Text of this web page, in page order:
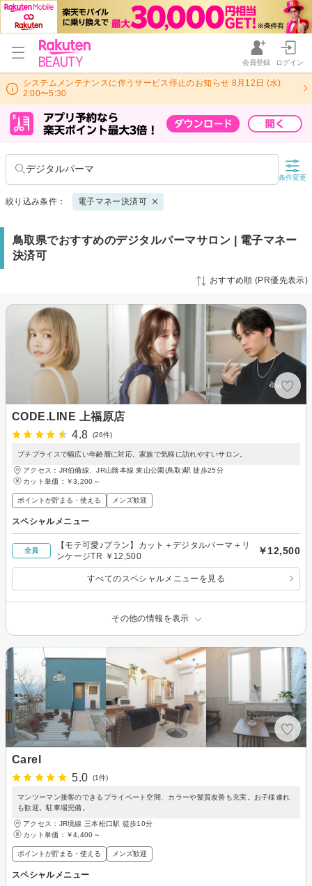
会員登録 ログイン
システムメンテナンスに伴うサービス停止のお知らせ 8月12日 (水)
2:00〜5:30
デジタルパーマ
条件変更
絞り込み条件： 電子マネー決済可
鳥取県でおすすめのデジタルパーマサロン | 電子マネー
決済可
おすすめ順 (PR優先表示)
CODE.LINE 上福原店
4.8
(26件)
プチプライスで幅広い年齢層に対応。家族で気軽に訪れやすいサロン。
アクセス：JR伯備線、JR山陰本線 東山公園(鳥取)駅 徒歩25分
カット単価： ￥3,200～
ポイントが貯まる・使える メンズ歓迎
スペシャルメニュー
全員
【モテ可愛♪プラン】カット＋デジタルパーマ＋リ
ンケージTR ￥12,500
￥12,500
すべてのスペシャルメニューを見る
その他の情報を表示
Carel
5.0
(1件)
マンツーマン接客のできるプライベート空間、カラーや髪質改善も充実。お子様連れ
も歓迎。駐車場完備。
アクセス：JR境線 三本松口駅 徒歩10分
カット単価： ￥4,400～
ポイントが貯まる・使える メンズ歓迎
スペシャルメニュー